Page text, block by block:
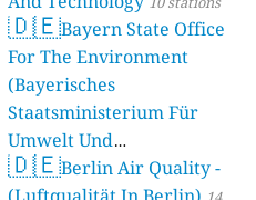
🇩🇪Bayern State Office
For The Environment
(Bayerisches
Staatsministerium Für
Umwelt Und
Verbraucherschutz) - LfU
🇩🇪Berlin Air Quality -